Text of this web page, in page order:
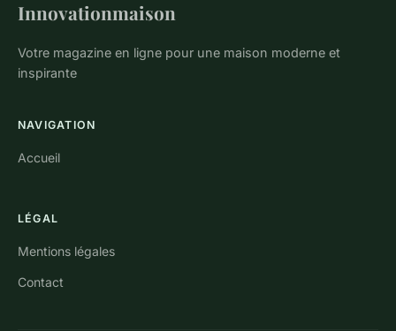
Innovationmaison
Votre magazine en ligne pour une maison moderne et
inspirante
NAVIGATION
Accueil
LÉGAL
Mentions légales
Contact